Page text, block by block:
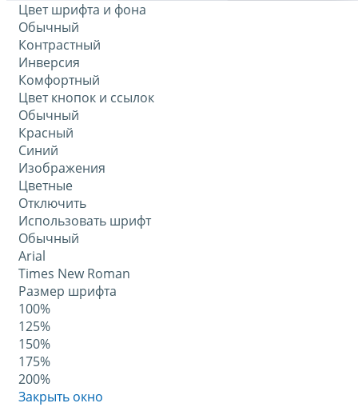
Цвет шрифта и фона
Обычный
Контрастный
Инверсия
Комфортный
Цвет кнопок и ссылок
Обычный
Красный
Синий
Изображения
Цветные
Отключить
Использовать шрифт
Обычный
Arial
Times New Roman
Размер шрифта
100%
125%
150%
175%
200%
Закрыть окно